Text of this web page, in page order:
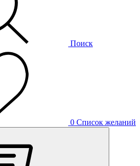
Поиск
0 Список желаний